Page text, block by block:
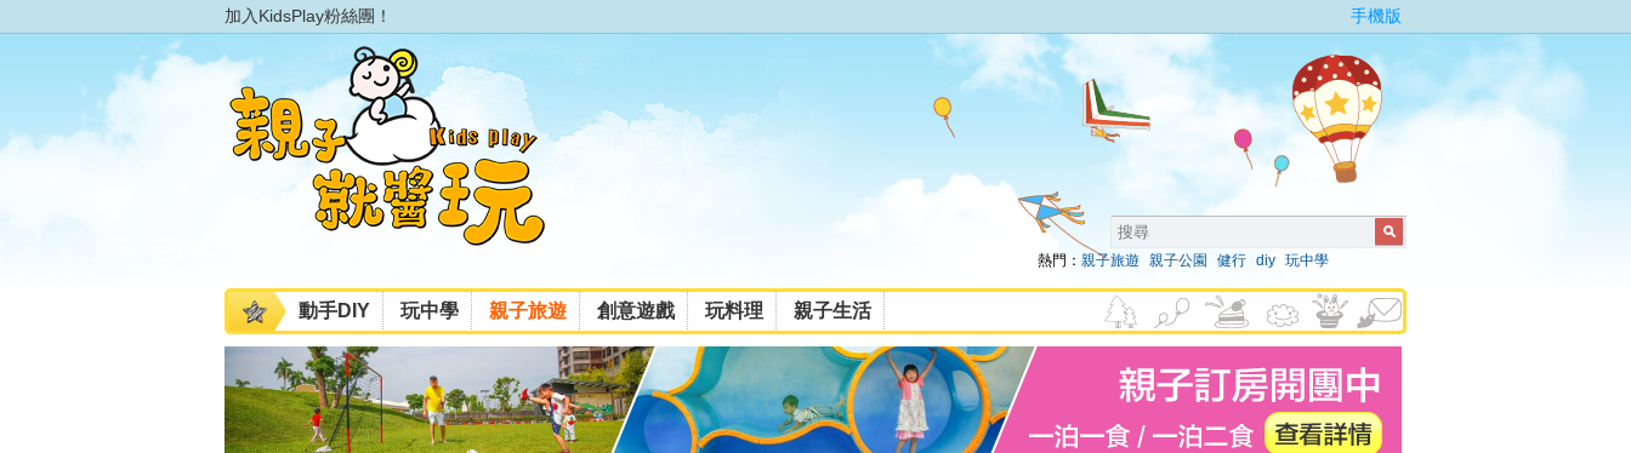
加入KidsPlay粉絲團！ 手機版
熱門： 親子旅遊 親子公園 健行 diy 玩中學
動手DIY 玩中學 親子旅遊 創意遊戲 玩料理 親子生活